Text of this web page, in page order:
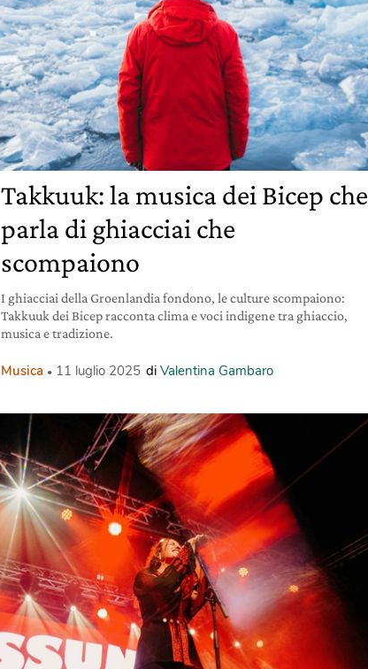
Takkuuk: la musica dei Bicep che
parla di ghiacciai che
scompaiono
I ghiacciai della Groenlandia fondono, le culture scompaiono:
Takkuuk dei Bicep racconta clima e voci indigene tra ghiaccio,
musica e tradizione.
Musica 11 luglio 2025 di Valentina Gambaro